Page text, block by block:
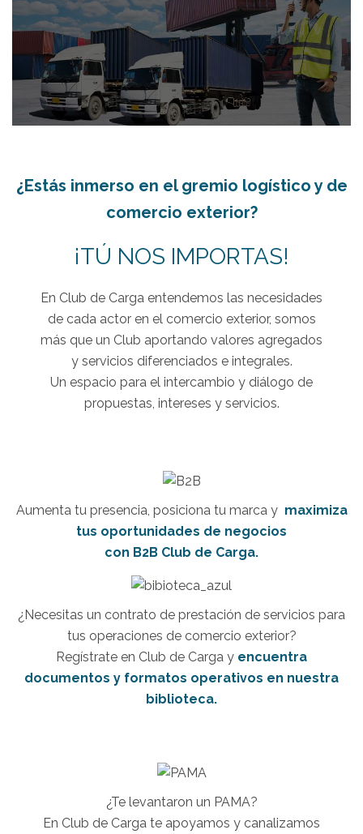
¿Estás inmerso en el gremio logístico y de
comercio exterior?
¡TÚ NOS IMPORTAS!
En Club de Carga entendemos las necesidades
de cada actor en el comercio exterior, somos
más que un Club aportando valores agregados
y servicios diferenciados e integrales.
Un espacio para el intercambio y diálogo de
propuestas, intereses y servicios.
Aumenta tu presencia, posiciona tu marca y maximiza
tus oportunidades de negocios
con B2B Club de Carga.
¿Necesitas un contrato de prestación de servicios para
tus operaciones de comercio exterior?
Regístrate en Club de Carga y encuentra
documentos y formatos operativos en nuestra
biblioteca.
¿Te levantaron un PAMA?
En Club de Carga te apoyamos y canalizamos